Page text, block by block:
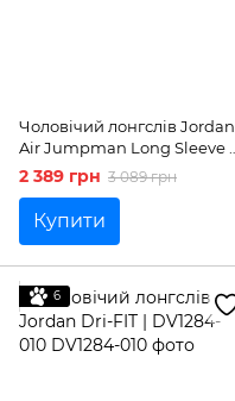
Чоловічий лонгслів Jordan
Air Jumpman Long Sleeve T-
Shirt | DA9881-010
2 389 грн 3 089 грн
Купити
6